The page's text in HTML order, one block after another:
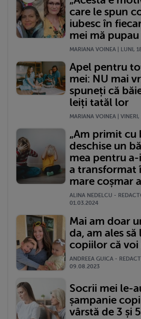
care le spun
iubesc în
mei mă
MARIANA VOINEA | LUNI,
Apel pentru
mei: NU mai
spuneți că
leiți tatăl lor
MARIANA VOINEA |
„Am primit cu
deschise un
mea pentru
a transformat
mare coșmar
ALINA NEDELCU -
01.03.2024
Mai am doar
da, am ales să
copiilor că voi
ANDREEA GUICA -
09.08.2023
Socrii mei le-
șampanie
vârstă de 3 și